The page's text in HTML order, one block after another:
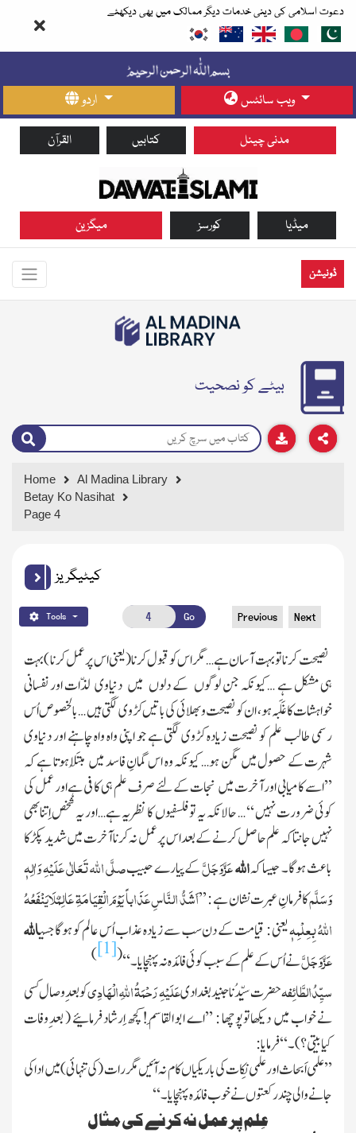
دعوت اسلامی کی دینی خدمات دیگر ممالک میں بھی دیکھئے
اردو ویب سائٹس
القرآن کتابیں مدنی چینل
میگزین کورسز میڈیا
ڈونیشن
بیٹے کو نصحیت
Home
Al Madina Library
Betay Ko Nasihat
Page 4
کیٹیگریز
Tools Go Previous Next
نصیحت کرناتو بہت آسان ہے… مگر اس کو قبول کرنا( یعنی اس پرعمل کرنا )بہت
ہی مشکل ہے …کیونکہ جن لوگوں کے دلوں میں دنیاوی لذّات اور نفسانی
خواہشات کا غَلَبہ ہو ، ان کو نصیحت و بھلائی کی باتیں کڑوی لگتی ہیں …بالخصوص اُس
رسمی طالب علم کو نصیحت زیادہ کڑوی لگتی ہے جو اپنی واہ واہ چاہنے اور دنیاوی
شہرت کے حصول میں مگن ہو… کیونکہ وہ اس گمانِ فاسد میں مُبتَلا ہوتا ہے کہ
’’اسے کامیابی اور آخرت میں نجات کے لئے صرف علم ہی کافی ہے اور عمل کی
کوئی ضرورت نہیں ‘‘… حالانکہ یہ تو فلسفیوں کا نظریہ ہے …اور یہ شخص اِتنابھی
نہیں جانتا کہ علم حاصل کرنے کے بعد اس پر عمل نہ کرنا آخرت میں شدید پکڑ کا
باعث ہو گا۔ جیسا کہاللہعَزَّوَجَلَّکے پیارے حبیبصلَّی اللّٰہ تَعَالٰی عَلَیْہِ وَاٰلِہٖ
وَسَلَّمکا فرمانِ عبرت نشان ہے : ’’اَشَدُّ النَّاسِ عَذَاباً یَوْمَ الْقِیَامَۃِ عَالِمٌلَایَنْفَعُہُ
اللّٰہُ بِعِلْمِہٖیعنی : قیامت کے دن سب سے زیادہ عذاب اُس عالم کو ہوگا جسیاللہ
عَزَّوَجَلَّنے اُس کے علم کے سبب کوئی فائدہ نہ پہنچایا۔ ‘‘(
[1]
)
سیِّدُالطَّائِفہحضرت سیِّدُنا جنید بغدادیعَلَیْہِ رَحْمَۃُ اللّٰہِ الْھَادِیکو بعد ِوصال کسی
نے خواب میں دیکھاتوپوچھا : ’’اے ابو القاسِم ! کچھ اِرشاد فرمائیے( بعد ِوفات
کیابیتی ؟ )۔ ‘‘ فرمایا :
’’علمی اَبحاث اور علمی نِکات کی باریکیاں کام نہ آئیں مگر رات( کی تنہائی )میں ادا کی
جانے والی چند رکعتوں نے خوب فائدہ پہنچایا۔ ‘‘
عِلم پر عمل نہ کرنے کی مثال